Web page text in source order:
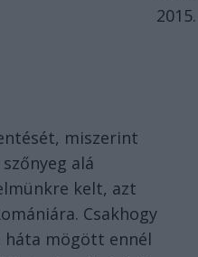
miszerint
alá
kelt, azt
Csak­hogy
háta mögött ennél